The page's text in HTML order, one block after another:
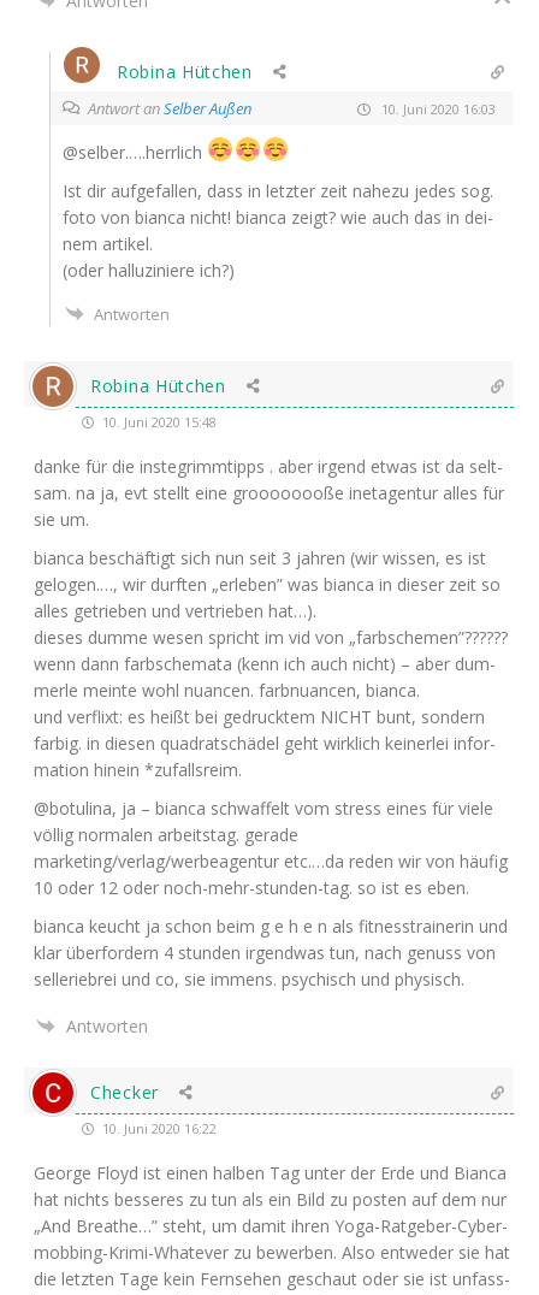
Robina Hütchen
Antwort anSelber Außen 10. Juni 2020 16:03
@selber.….herrlich
Ist dir auf­ge­fal­len, dass in letz­ter zeit nahe­zu jedes sog.
foto von bian­ca nicht! bian­ca zeigt? wie auch das in dei­
nem artikel.
(oder hal­lu­zi­nie­re ich?)
Antworten
Robina Hütchen
10. Juni 2020 15:48
dan­ke für die insteg­rimm­tipps . aber irgend etwas ist da selt­
sam. na ja, evt stellt eine grooooooo­ße ine­tagen­tur alles für
sie um.
bian­ca beschäf­tigt sich nun seit 3 jah­ren (wir wis­sen, es ist
gelo­gen.…, wir durf­ten „erle­ben” was bian­ca in die­ser zeit so
alles getrie­ben und ver­trie­ben hat…).
die­ses dum­me wesen spricht im vid von „farb­sche­men”??????
wenn dann farb­sche­ma­ta (kenn ich auch nicht) – aber dum­
mer­le mein­te wohl nuan­cen. farb­nu­an­cen, bianca.
und ver­flixt: es heißt bei gedruck­tem NICHT bunt, son­dern
far­big. in die­sen qua­drat­schä­del geht wirk­lich kei­ner­lei infor­
ma­ti­on hin­ein *zufalls­reim.
@botulina, ja – bian­ca schwaf­felt vom stress eines für vie­le
völ­lig nor­ma­len arbeits­tag. gera­de
marketing/verlag/werbeagentur etc.…da reden wir von häu­fig
10 oder 12 oder noch-mehr-stun­den-tag. so ist es eben.
bian­ca keucht ja schon beim g e h e n als fit­ness­trai­ne­rin und
klar über­for­dern 4 stun­den irgend­was tun, nach genuss von
sel­le­rie­brei und co, sie immens. psy­chisch und physisch.
Antworten
Checker
10. Juni 2020 16:22
Geor­ge Floyd ist einen hal­ben Tag unter der Erde und Bian­ca
hat nichts bes­se­res zu tun als ein Bild zu pos­ten auf dem nur
„And Brea­the…” steht, um damit ihren Yoga-Rat­ge­ber-Cyber­
mob­bing-Kri­mi-Wha­te­ver zu bewer­ben. Also ent­we­der sie hat
die letz­ten Tage kein Fern­se­hen geschaut oder sie ist unfass­